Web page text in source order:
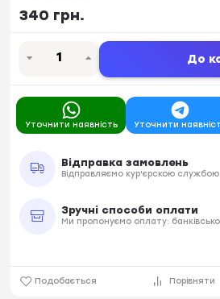
340 грн.
До
Уточнити наявність Уточнити
Відправка замовлень
Відправляємо кур'єрскою
Зручні способи оплати
Ми пропонуємо оплату:
Подобається Порівняти